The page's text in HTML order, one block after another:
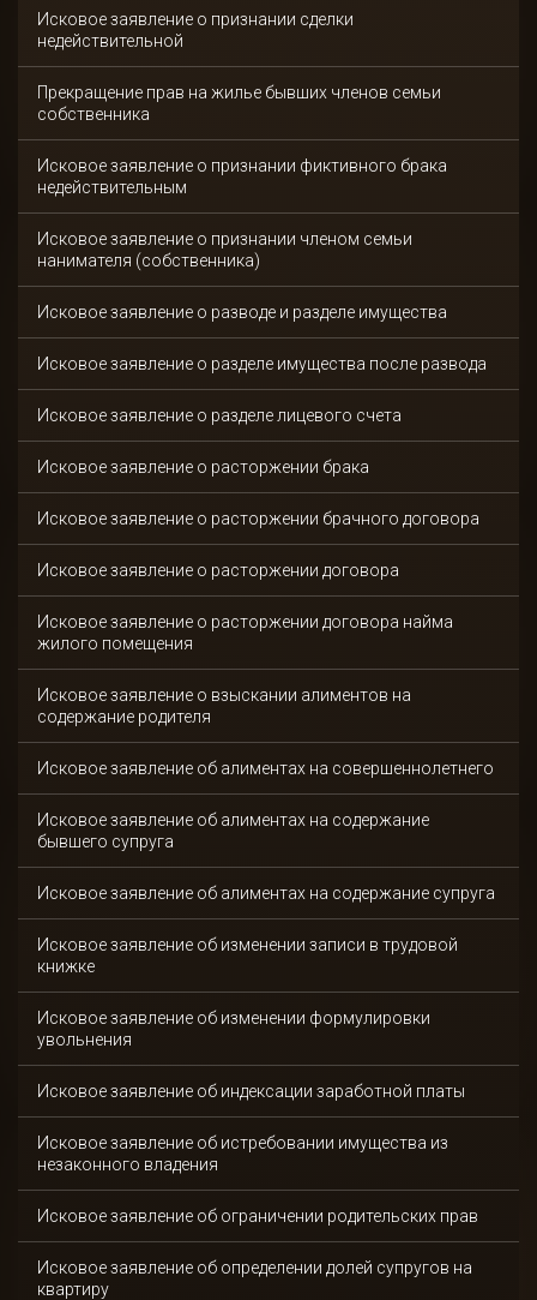
Исковое заявление о признании сделки
недействительной
Прекращение прав на жилье бывших членов семьи
собственника
Исковое заявление о признании фиктивного брака
недействительным
Исковое заявление о признании членом семьи
нанимателя (собственника)
Исковое заявление о разводе и разделе имущества
Исковое заявление о разделе имущества после развода
Исковое заявление о разделе лицевого счета
Исковое заявление о расторжении брака
Исковое заявление о расторжении брачного договора
Исковое заявление о расторжении договора
Исковое заявление о расторжении договора найма
жилого помещения
Исковое заявление о взыскании алиментов на
содержание родителя
Исковое заявление об алиментах на совершеннолетнего
Исковое заявление об алиментах на содержание
бывшего супруга
Исковое заявление об алиментах на содержание супруга
Исковое заявление об изменении записи в трудовой
книжке
Исковое заявление об изменении формулировки
увольнения
Исковое заявление об индексации заработной платы
Исковое заявление об истребовании имущества из
незаконного владения
Исковое заявление об ограничении родительских прав
Исковое заявление об определении долей супругов на
квартиру